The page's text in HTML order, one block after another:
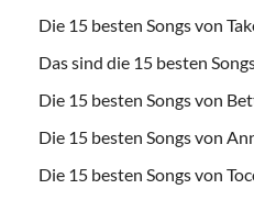
Die 15 besten Songs von
Das sind die 15 besten
Die 15 besten Songs von
Die 15 besten Songs von
Die 15 besten Songs von